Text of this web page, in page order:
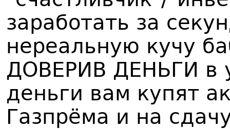
заработать за
нереальную кучу
ДОВЕРИВ ДЕНЬГИ в
деньги вам купят
Газпрёма и на